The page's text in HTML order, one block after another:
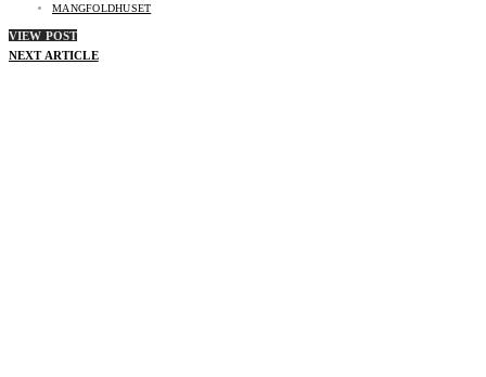
MANGFOLDHUSET
VIEW POST
NEXT ARTICLE